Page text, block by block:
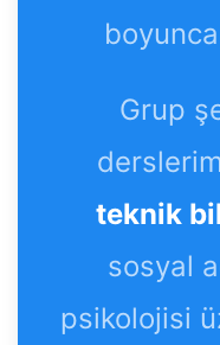
Grup
teknik
sosyal
psikolojisi